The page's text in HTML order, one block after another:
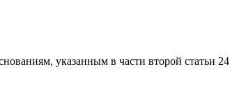
указанным в части второй статьи 24